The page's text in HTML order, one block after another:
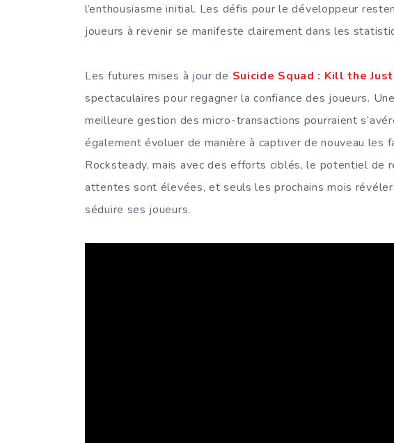
l’enthousiasme initial. Les défis pour le développeur
joueurs à revenir se manifeste clairement dans les
Les futures mises à jour de Suicide Squad : Kill the
spectaculaires pour regagner la confiance des joueurs.
meilleure gestion des micro-transactions pourraient
également évoluer de manière à captiver de nouveau les
Rocksteady, mais avec des efforts ciblés, le potentiel de
attentes sont élevées, et seuls les prochains mois
séduire ses joueurs.